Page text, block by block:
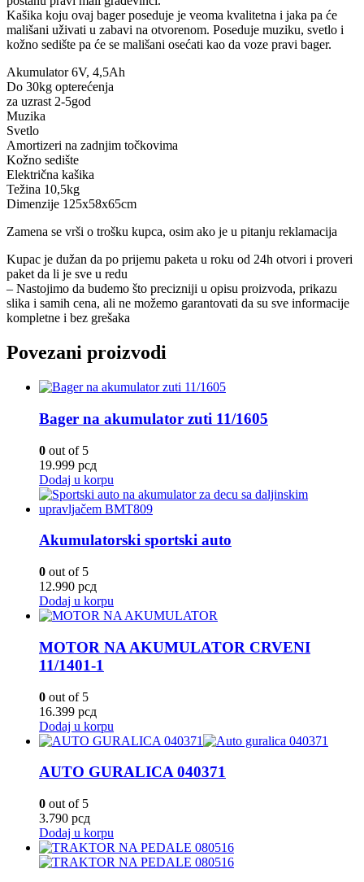
Kašika koju ovaj bager poseduje je veoma kvalitetna i jaka pa će
mališani uživati u zabavi na otvorenom. Poseduje muziku, svetlo i
kožno sedište pa će se mališani osećati kao da voze pravi bager.
Akumulator 6V, 4,5Ah
Do 30kg opterećenja
za uzrast 2-5god
Muzika
Svetlo
Amortizeri na zadnjim točkovima
Kožno sedište
Električna kašika
Težina 10,5kg
Dimenzije 125x58x65cm
Zamena se vrši o trošku kupca, osim ako je u pitanju reklamacija
Kupac je dužan da po prijemu paketa u roku od 24h otvori i proveri
paket da li je sve u redu
– Nastojimo da budemo što precizniji u opisu proizvoda, prikazu
slika i samih cena, ali ne možemo garantovati da su sve informacije
kompletne i bez grešaka
Povezani proizvodi
Bager na akumulator zuti 11/1605
0 out of 5
19.999 рсд
Dodaj u korpu
Akumulatorski sportski auto
0 out of 5
12.990 рсд
Dodaj u korpu
MOTOR NA AKUMULATOR CRVENI
11/1401-1
0 out of 5
16.399 рсд
Dodaj u korpu
AUTO GURALICA 040371
0 out of 5
3.790 рсд
Dodaj u korpu